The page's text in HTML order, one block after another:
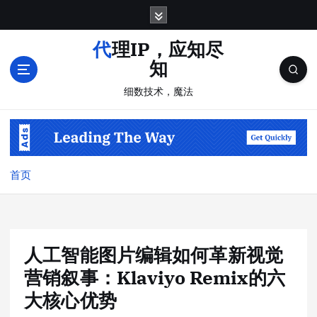
代理IP，应知尽
知
细数技术，魔法
首页
人工智能图片编辑如何革新视觉
营销叙事：Klaviyo Remix的六
大核心优势